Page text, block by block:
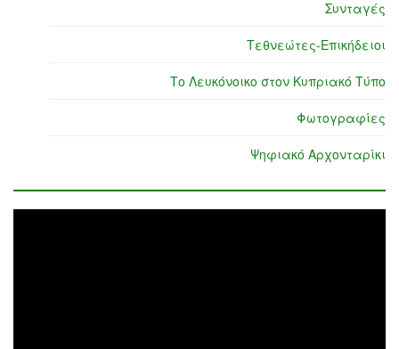
Συνταγές
Τεθνεώτες-Επικήδειοι
Το Λευκόνοικο στον Κυπριακό Τύπο
Φωτογραφίες
Ψηφιακό Αρχονταρίκι